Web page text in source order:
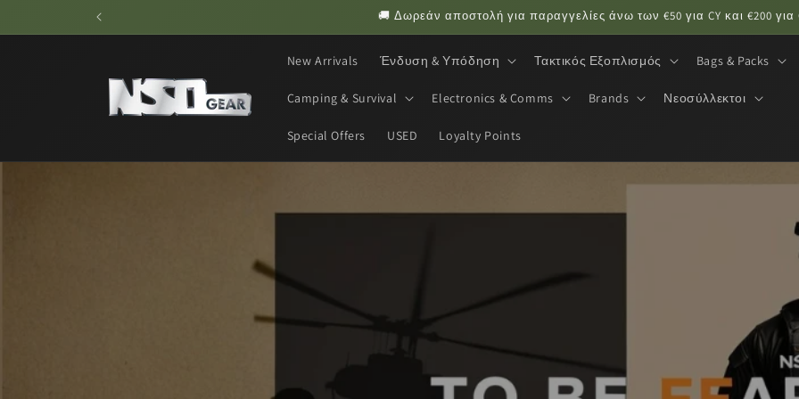
New Arrivals Ένδυση & Υπόδηση Τακτικός Εξοπλισμός Bags & Packs
Camping & Survival Electronics & Comms Brands Νεοσύλλεκτοι
Special Offers USED Loyalty Points